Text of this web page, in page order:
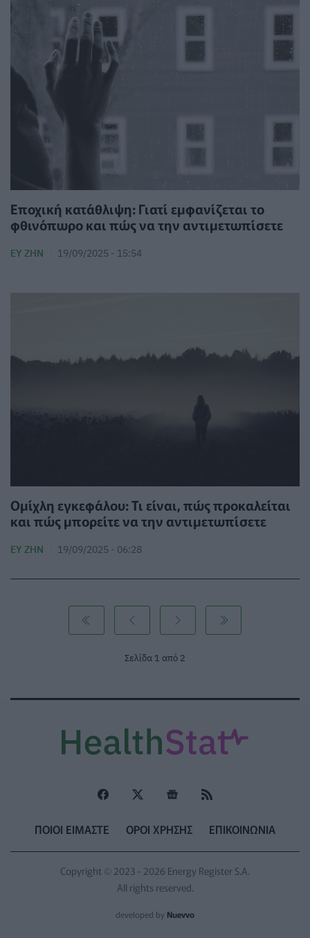
Εποχική κατάθλιψη: Γιατί εμφανίζεται το
φθινόπωρο και πώς να την αντιμετωπίσετε
ΕΥ ΖΗΝ 19/09/2025 - 15:54
Ομίχλη εγκεφάλου: Τι είναι, πώς προκαλείται
και πώς μπορείτε να την αντιμετωπίσετε
ΕΥ ΖΗΝ 19/09/2025 - 06:28
Σελίδα 1 από 2
ΠΟΙΟΙ ΕΙΜΑΣΤΕ ΟΡΟΙ ΧΡΗΣΗΣ ΕΠΙΚΟΙΝΩΝΙΑ
Copyright © 2023 - 2026 Energy Register S.A.
All rights reserved.
developed by Nuevvo